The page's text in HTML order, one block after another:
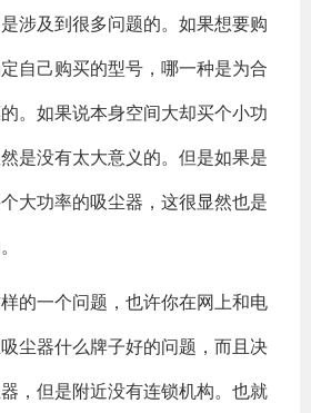
涉及到很多问题的。如果想要购
自己购买的型号，哪一种是为合
。如果说本身空间大却买个小功
是没有太大意义的。但是如果是
大功率的吸尘器，这很显然也是
的一个问题，也许你在网上和电
尘器什么牌子好的问题，而且决
，但是附近没有连锁机构。也就